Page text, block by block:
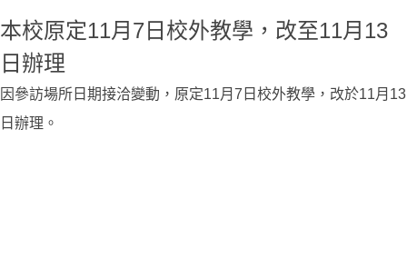
本校原定11月7日校外教學，改至11月13
日辦理
因參訪場所日期接洽變動，原定11月7日校外教學，改於11月13
日辦理。